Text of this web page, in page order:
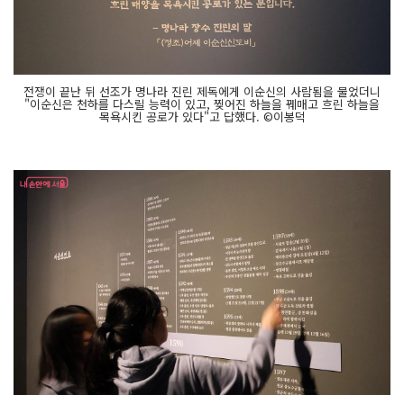
전쟁이 끝난 뒤 선조가 명나라 진린 제독에게 이순신의 사람됨을 물었더니
"이순신은 천하를 다스릴 능력이 있고, 찢어진 하늘을 꿰매고 흐린 하늘을
목욕시킨 공로가 있다"고 답했다. ©이봉덕